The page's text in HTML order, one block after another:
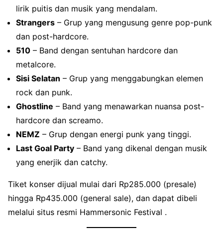
lirik puitis dan musik yang mendalam.
Strangers – Grup yang mengusung genre pop-punk
dan post-hardcore.
510 – Band dengan sentuhan hardcore dan
metalcore.
Sisi Selatan – Grup yang menggabungkan elemen
rock dan punk.
Ghostline – Band yang menawarkan nuansa post-
hardcore dan screamo.
NEMZ – Grup dengan energi punk yang tinggi.
Last Goal Party – Band yang dikenal dengan musik
yang enerjik dan catchy.
Tiket konser dijual mulai dari Rp285.000 (presale)
hingga Rp435.000 (general sale), dan dapat dibeli
melalui situs resmi Hammersonic Festival .